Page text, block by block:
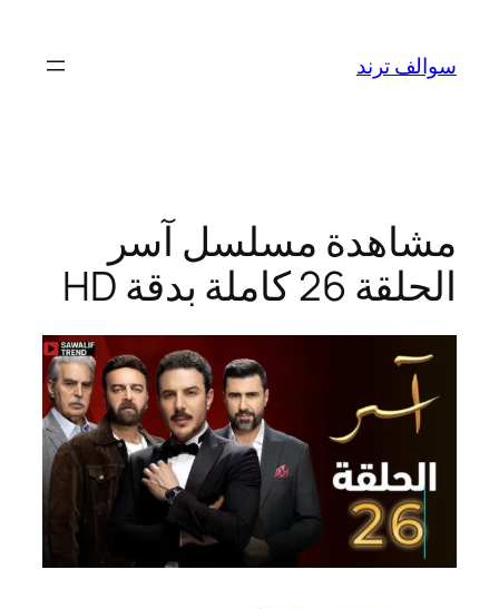
المحتوى
سوالف ترند
مشاهدة مسلسل آسر
الحلقة 26 كاملة بدقة HD